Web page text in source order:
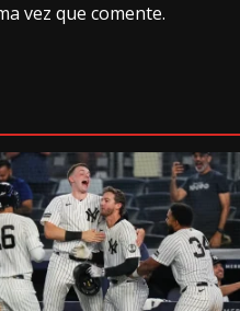
vez que comente.